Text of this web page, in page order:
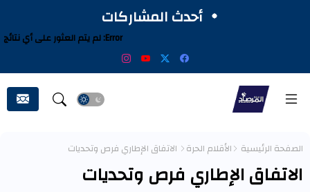
أحدث المشاركات
Error: لم يتم العثور على أي نتائج
الصفحة الرئيسية الأقلام الحرة الاتفاق الإطاري فرص وتحديات
الاتفاق الإطاري فرص وتحديات